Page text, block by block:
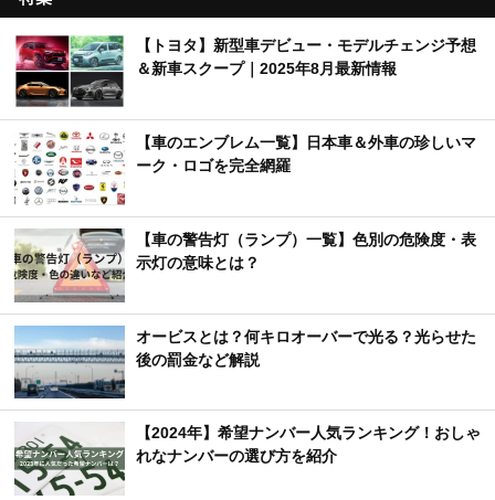
【トヨタ】新型車デビュー・モデルチェンジ予想
＆新車スクープ｜2025年8月最新情報
【車のエンブレム一覧】日本車＆外車の珍しいマ
ーク・ロゴを完全網羅
【車の警告灯（ランプ）一覧】色別の危険度・表
示灯の意味とは？
オービスとは？何キロオーバーで光る？光らせた
後の罰金など解説
【2024年】希望ナンバー人気ランキング！おしゃ
れなナンバーの選び方を紹介